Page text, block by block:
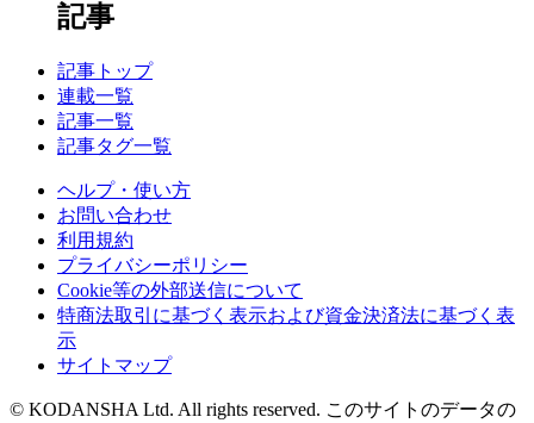
記事
記事トップ
連載一覧
記事一覧
記事タグ一覧
ヘルプ・使い方
お問い合わせ
利用規約
プライバシーポリシー
Cookie等の外部送信について
特商法取引に基づく表示および資金決済法に基づく表
示
サイトマップ
© KODANSHA Ltd. All rights reserved. このサイトのデータの